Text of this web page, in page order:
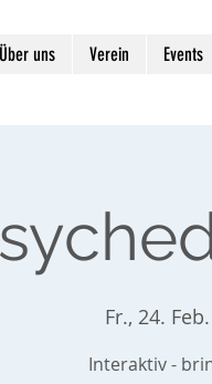
Über uns Verein Events
Fr., 24. Feb.
Interaktiv -